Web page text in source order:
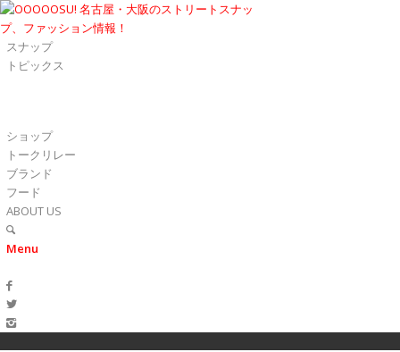
スナップ
トピックス
ショップ
トークリレー
ブランド
フード
ABOUT US
Menu